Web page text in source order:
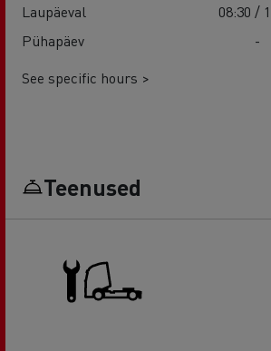
Laupäeval
08:30 /
Pühapäev
-
See specific hours >
Teenused